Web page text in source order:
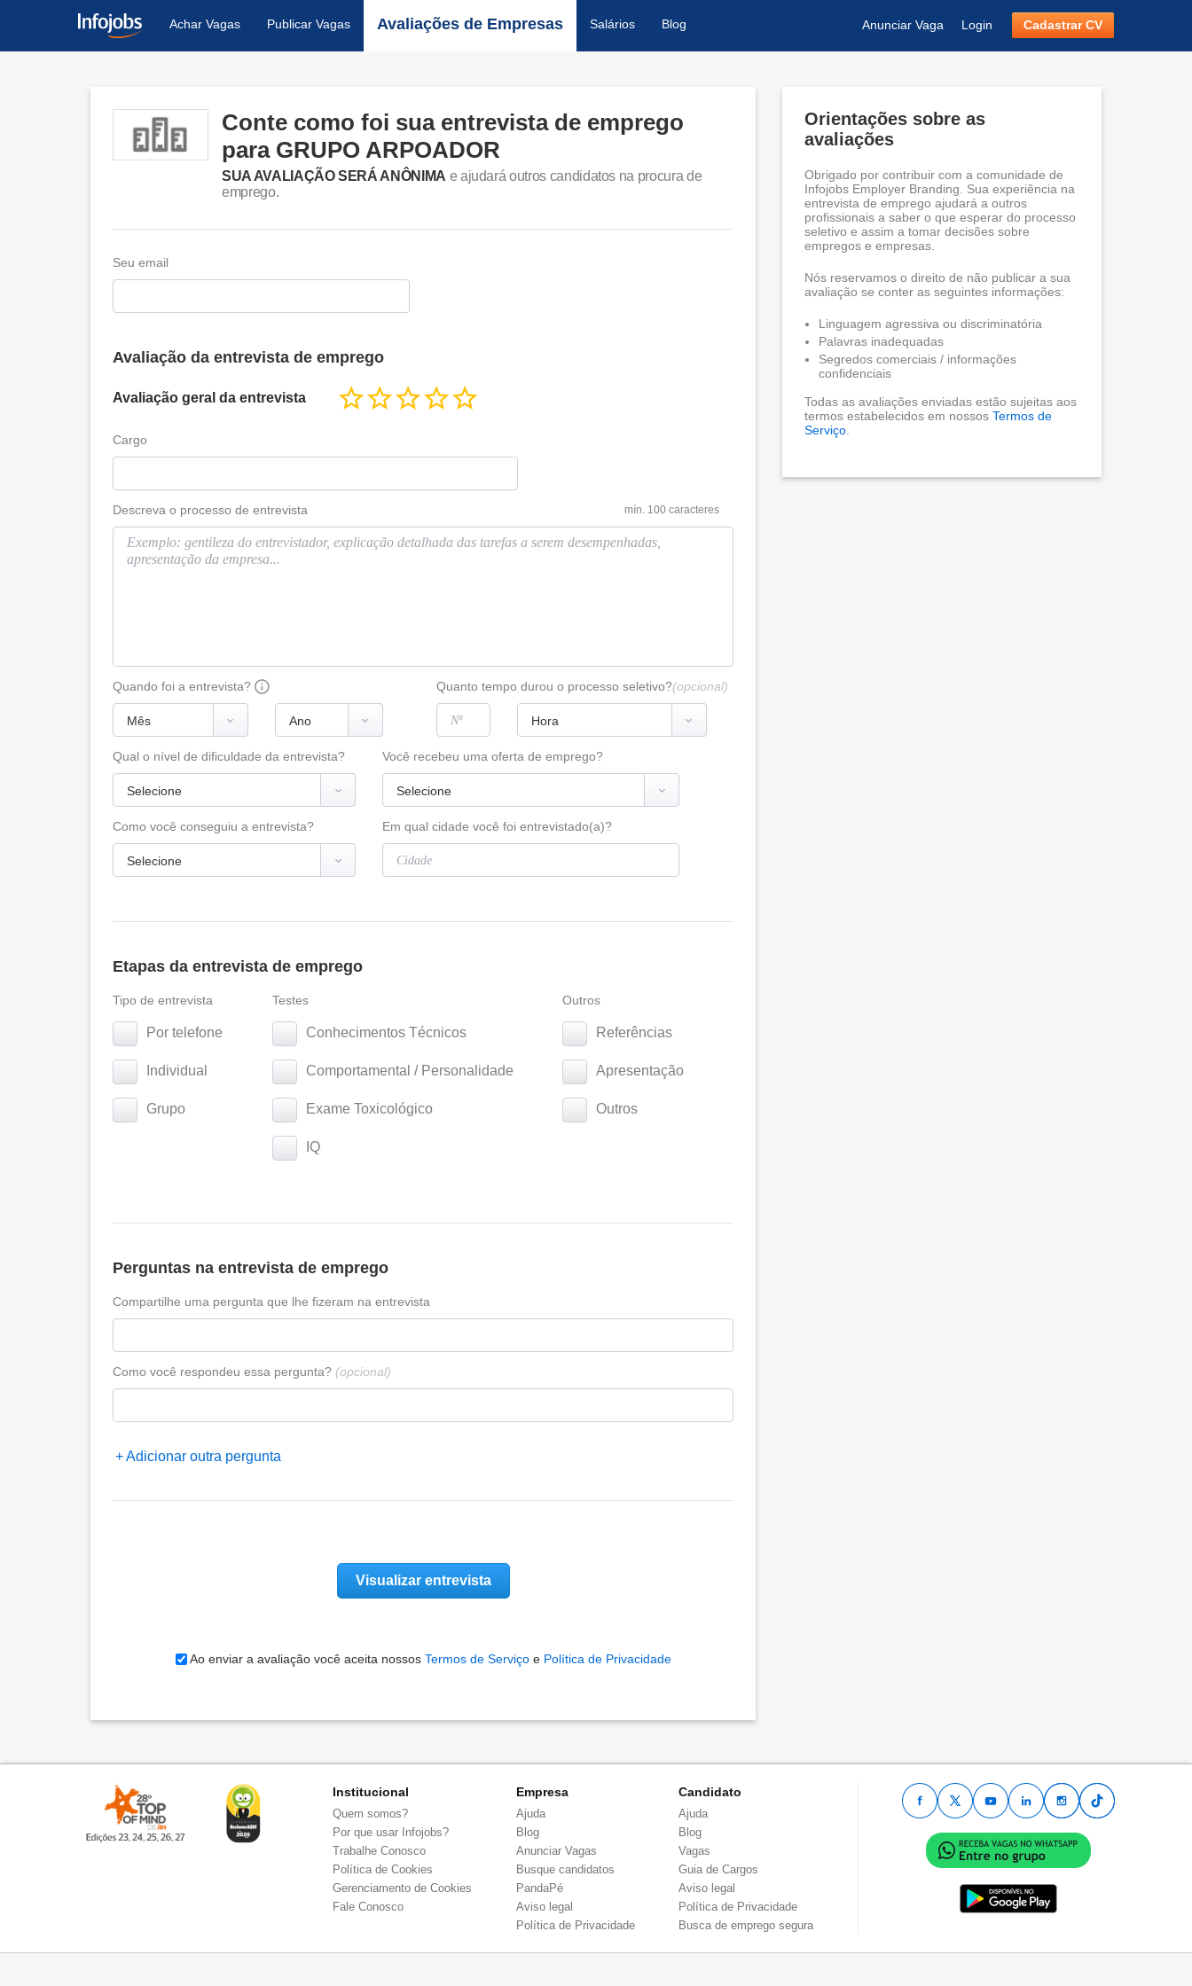
Achar Vagas Publicar Vagas Avaliações de Empresas Salários Blog Anunciar Vaga Login Cadastrar CV
Conte como foi sua entrevista de emprego
para GRUPO ARPOADOR
SUA AVALIAÇÃO SERÁ ANÔNIMA e ajudará outros candidatos na procura de
emprego.
Seu email
Avaliação da entrevista de emprego
Avaliação geral da entrevista
Cargo
Descreva o processo de entrevista mín. 100 caracteres
Quando foi a entrevista? Quanto tempo durou o processo seletivo?(opcional)
Qual o nível de dificuldade da entrevista? Você recebeu uma oferta de emprego?
Como você conseguiu a entrevista? Em qual cidade você foi entrevistado(a)?
Etapas da entrevista de emprego
Tipo de entrevista
Por telefone
Individual
Grupo
Testes
Conhecimentos Técnicos
Comportamental / Personalidade
Exame Toxicológico
IQ
Outros
Referências
Apresentação
Outros
Perguntas na entrevista de emprego
Compartilhe uma pergunta que lhe fizeram na entrevista
Como você respondeu essa pergunta? (opcional)
Adicionar outra pergunta
Visualizar entrevista
Ao enviar a avaliação você aceita nossos Termos de Serviçoe Política de Privacidade
Orientações sobre as
avaliações
Obrigado por contribuir com a comunidade de
Infojobs Employer Branding. Sua experiência na
entrevista de emprego ajudará a outros
profissionais a saber o que esperar do processo
seletivo e assim a tomar decisões sobre
empregos e empresas.
Nós reservamos o direito de não publicar a sua
avaliação se conter as seguintes informações:
Linguagem agressiva ou discriminatória
Palavras inadequadas
Segredos comerciais / informações
confidenciais
Todas as avaliações enviadas estão sujeitas aos
termos estabelecidos em nossos Termos de
Serviço
Institucional
Quem somos?
Por que usar Infojobs?
Trabalhe Conosco
Política de Cookies
Gerenciamento de Cookies
Fale Conosco
Empresa
Ajuda
Blog
Anunciar Vagas
Busque candidatos
PandaPé
Aviso legal
Política de Privacidade
Candidato
Ajuda
Blog
Vagas
Guia de Cargos
Aviso legal
Política de Privacidade
Busca de emprego segura